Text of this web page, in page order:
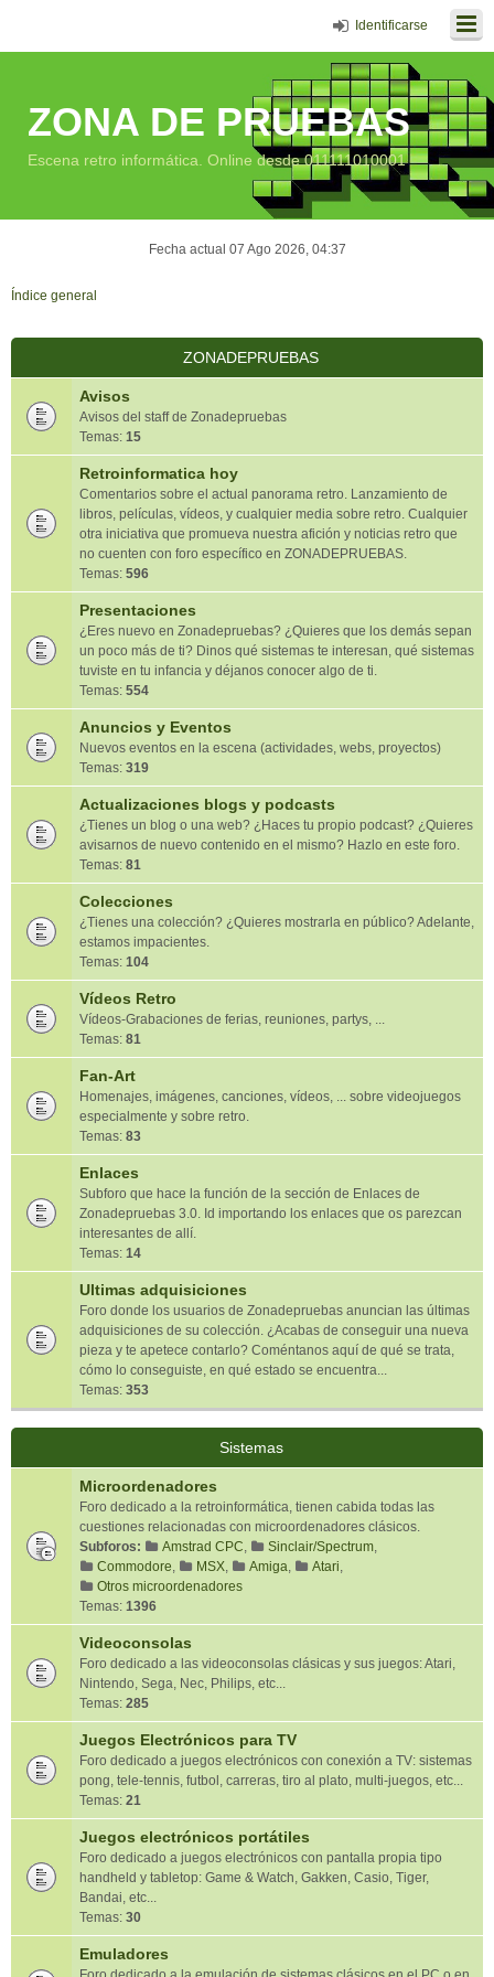
Identificarse
ZONA DE PRUEBAS
Escena retro informática. Online desde 011111010001
Fecha actual 07 Ago 2026, 04:37
Índice general
ZONADEPRUEBAS
Avisos
Avisos del staff de Zonadepruebas
Temas: 15
Retroinformatica hoy
Comentarios sobre el actual panorama retro. Lanzamiento de
libros, películas, vídeos, y cualquier media sobre retro. Cualquier
otra iniciativa que promueva nuestra afición y noticias retro que
no cuenten con foro específico en ZONADEPRUEBAS.
Temas: 596
Presentaciones
¿Eres nuevo en Zonadepruebas? ¿Quieres que los demás sepan
un poco más de ti? Dinos qué sistemas te interesan, qué sistemas
tuviste en tu infancia y déjanos conocer algo de ti.
Temas: 554
Anuncios y Eventos
Nuevos eventos en la escena (actividades, webs, proyectos)
Temas: 319
Actualizaciones blogs y podcasts
¿Tienes un blog o una web? ¿Haces tu propio podcast? ¿Quieres
avisarnos de nuevo contenido en el mismo? Hazlo en este foro.
Temas: 81
Colecciones
¿Tienes una colección? ¿Quieres mostrarla en público? Adelante,
estamos impacientes.
Temas: 104
Vídeos Retro
Vídeos-Grabaciones de ferias, reuniones, partys, ...
Temas: 81
Fan-Art
Homenajes, imágenes, canciones, vídeos, ... sobre videojuegos
especialmente y sobre retro.
Temas: 83
Enlaces
Subforo que hace la función de la sección de Enlaces de
Zonadepruebas 3.0. Id importando los enlaces que os parezcan
interesantes de allí.
Temas: 14
Ultimas adquisiciones
Foro donde los usuarios de Zonadepruebas anuncian las últimas
adquisiciones de su colección. ¿Acabas de conseguir una nueva
pieza y te apetece contarlo? Coméntanos aquí de qué se trata,
cómo lo conseguiste, en qué estado se encuentra...
Temas: 353
Sistemas
Microordenadores
Foro dedicado a la retroinformática, tienen cabida todas las
cuestiones relacionadas con microordenadores clásicos.
Subforos:
Amstrad CPC, Sinclair/Spectrum,
Commodore, MSX, Amiga, Atari,
Otros microordenadores
Temas: 1396
Videoconsolas
Foro dedicado a las videoconsolas clásicas y sus juegos: Atari,
Nintendo, Sega, Nec, Philips, etc...
Temas: 285
Juegos Electrónicos para TV
Foro dedicado a juegos electrónicos con conexión a TV: sistemas
pong, tele-tennis, futbol, carreras, tiro al plato, multi-juegos, etc...
Temas: 21
Juegos electrónicos portátiles
Foro dedicado a juegos electrónicos con pantalla propia tipo
handheld y tabletop: Game & Watch, Gakken, Casio, Tiger,
Bandai, etc...
Temas: 30
Emuladores